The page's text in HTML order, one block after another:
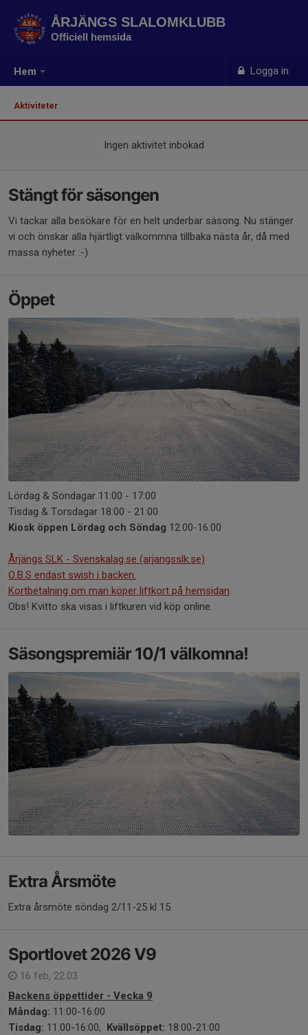
Hem Logga in
ÅRJÄNGS SLALOMKLUBB
Officiell hemsida
Aktiviteter
Ingen aktivitet inbokad
Stängt för säsongen
Vi tackar alla besökare för en helt underbar säsong. Nu stänger
vi och önskar alla hjärtligt välkommna tillbaka nästa år, då med
massa nyheter :-)
Öppet
Lördag & Söndagar 11:00 - 17:00
Tisdag & Torsdagar 18:00 - 21:00
Kiosk öppen Lördag och Söndag 12.00-16.00
Årjängs SLK - Svenskalag.se (arjangsslk.se)
O.B.S endast swish i backen.
Kortbetalning om man köper liftkort på hemsidan.
Obs! Kvitto ska visas i liftkuren vid köp online.
Säsongspremiär 10/1 välkomna!
Extra Årsmöte
Extra årsmöte söndag 2/11-25 kl 15.
Sportlovet 2026 V9
16 feb, 22:03
Backens öppettider - Vecka 9
Måndag: 11:00-16:00
Tisdag: 11:00-16:00, Kvällsöppet: 18:00-21:00